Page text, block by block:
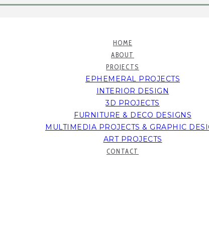
HOME
ABOUT
PROJECTS
EPHEMERAL PROJECTS
INTERIOR DESIGN
3D PROJECTS
FURNITURE & DECO DESIGNS
MULTIMEDIA PROJECTS & GRAPHIC
ART PROJECTS
CONTACT